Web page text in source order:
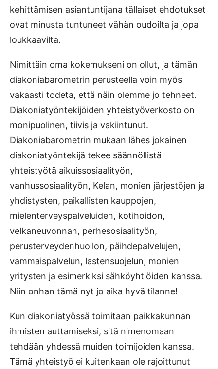
kehittämisen asiantuntijana tällaiset ehdotukset
ovat minusta tuntuneet vähän oudoilta ja jopa
loukkaavilta.
Nimittäin oma kokemukseni on ollut, ja tämän
diakoniabarometrin perusteella voin myös
vakaasti todeta, että näin olemme jo tehneet.
Diakoniatyöntekijöiden yhteistyöverkosto on
monipuolinen, tiivis ja va­kiintunut.
Diakoniabarometrin mukaan lähes jokainen
diakoniatyöntekijä tekee sään­nöllistä
yhteistyötä aikuissosiaalityön,
vanhussosiaalityön, Kelan, monien järjestöjen ja
yhdistysten, paikallisten kauppojen,
mielenterveyspalveluiden, kotihoidon,
velkaneuvonnan, perhesosiaali­työn,
perusterveydenhuollon, päihdepalvelujen,
vammaispalvelun, lastensuojelun, monien
yritysten ja esimerkiksi sähköyhtiöiden kanssa.
Niin onhan tämä nyt jo aika hyvä tilanne!
Kun diakoniatyössä toimitaan paikkakunnan
ihmisten auttamiseksi, sitä nimenomaan
tehdään yhdessä muiden toimijoiden kanssa.
Tämä yhteistyö ei kuitenkaan ole rajoittunut